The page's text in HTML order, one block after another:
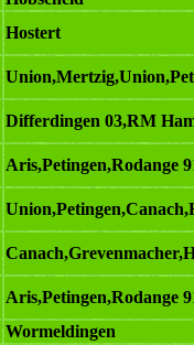
Hostert
Differdingen 03,RM
Aris,Petingen,Rodange
Aris,Petingen,Rodange
Wormeldingen